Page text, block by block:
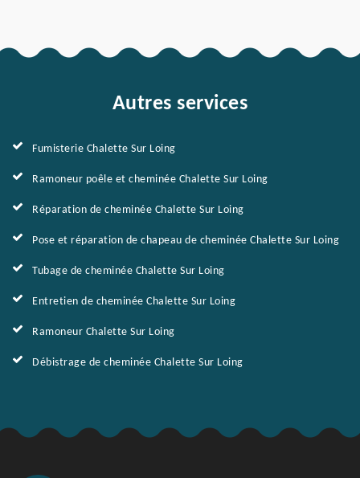
Autres services
Fumisterie Chalette Sur Loing
Ramoneur poêle et cheminée Chalette Sur Loing
Réparation de cheminée Chalette Sur Loing
Pose et réparation de chapeau de cheminée Chalette Sur Loing
Tubage de cheminée Chalette Sur Loing
Entretien de cheminée Chalette Sur Loing
Ramoneur Chalette Sur Loing
Débistrage de cheminée Chalette Sur Loing